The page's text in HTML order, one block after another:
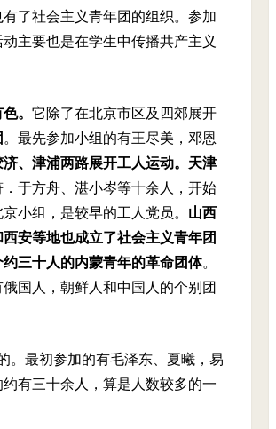
了社会主义青年团的组织。参加
主要也是在学生中传播共产主义
。 它除了在北京市区及四郊展开
。最先参加小组的有王尽美，邓恩
、津浦两路展开工人运动。 天津
于方舟、湛小岑等十余人，开始
小组，是较早的工人党员。 山西
安等地也成立了社会主义青年团
三十人的内蒙青年的革命团体。
国人，朝鲜人和中国人的个别团
。最初参加的有毛泽东、夏曦，易
有三十余人，算是人数较多的一